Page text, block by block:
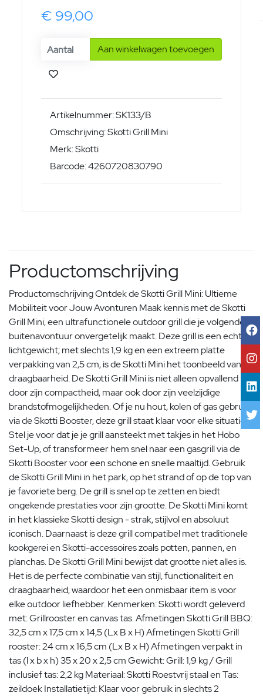
€ 99,00
Aan winkelwagen toevoegen
Artikelnummer: SK133/B
Omschrijving: Skotti Grill Mini
Merk: Skotti
Barcode: 4260720830790
Productomschrijving
Productomschrijving Ontdek de Skotti Grill Mini: Ultieme
Mobiliteit voor Jouw Avonturen Maak kennis met de Skotti
Grill Mini, een ultrafunctionele outdoor grill die je volgende
buitenavontuur onvergetelijk maakt. Deze grill is een echte
lichtgewicht; met slechts 1,9 kg en een extreem platte
verpakking van 2,5 cm, is de Skotti Mini het toonbeeld van
draagbaarheid. De Skotti Grill Mini is niet alleen opvallend
door zijn compactheid, maar ook door zijn veelzijdige
brandstofmogelijkheden. Of je nu hout, kolen of gas gebruikt
via de Skotti Booster, deze grill staat klaar voor elke situatie.
Stel je voor dat je je grill aansteekt met takjes in het Hobo
Set-Up, of transformeer hem snel naar een gasgrill via de
Skotti Booster voor een schone en snelle maaltijd. Gebruik
de Skotti Grill Mini in het park, op het strand of op de top van
je favoriete berg. De grill is snel op te zetten en biedt
ongekende prestaties voor zijn grootte. De Skotti Mini komt
in het klassieke Skotti design - strak, stijlvol en absoluut
iconisch. Daarnaast is deze grill compatibel met traditionele
kookgerei en Skotti-accessoires zoals potten, pannen, en
planchas. De Skotti Grill Mini bewijst dat grootte niet alles is.
Het is de perfecte combinatie van stijl, functionaliteit en
draagbaarheid, waardoor het een onmisbaar item is voor
elke outdoor liefhebber. Kenmerken: Skotti wordt geleverd
met: Grillrooster en canvas tas. Afmetingen Skotti Grill BBQ:
32,5 cm x 17,5 cm x 14,5 (Lx B x H) Afmetingen Skotti Grill
rooster: 24 cm x 16,5 cm (Lx B x H) Afmetingen verpakt in
tas (l x b x h) 35 x 20 x 2,5 cm Gewicht: Grill: 1,9 kg / Grill
inclusief tas: 2,2 kg Materiaal: Skotti Roestvrij staal en Tas:
zeildoek Installatietijd: Klaar voor gebruik in slechts 2